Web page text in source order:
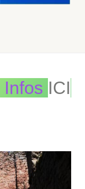
Infos ICI